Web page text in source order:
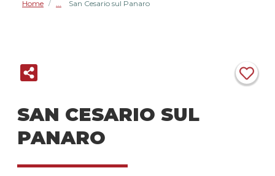
Home / San Cesario sul Panaro
SAN CESARIO SUL
PANARO